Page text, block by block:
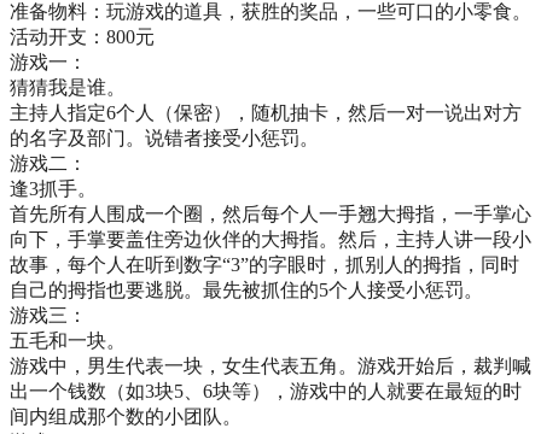
准备物料：玩游戏的道具，获胜的奖品，一些可口的小零食。
活动开支：800元
游戏一：
猜猜我是谁。
主持人指定6个人（保密），随机抽卡，然后一对一说出对方
的名字及部门。说错者接受小惩罚。
游戏二：
逢3抓手。
首先所有人围成一个圈，然后每个人一手翘大拇指，一手掌心
向下，手掌要盖住旁边伙伴的大拇指。然后，主持人讲一段小
故事，每个人在听到数字“3”的字眼时，抓别人的拇指，同时
自己的拇指也要逃脱。最先被抓住的5个人接受小惩罚。
游戏三：
五毛和一块。
游戏中，男生代表一块，女生代表五角。游戏开始后，裁判喊
出一个钱数（如3块5、6块等），游戏中的人就要在最短的时
间内组成那个数的小团队。